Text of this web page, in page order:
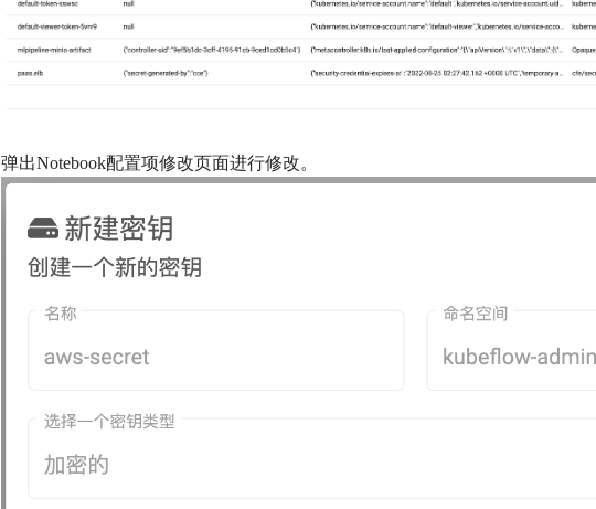
弹出Notebook配置项修改页面进行修改。